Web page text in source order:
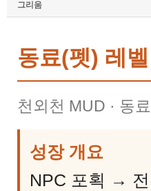
그리움
동료(펫) 레
천외천 MUD · 동
성장 개요
NPC 포획 →